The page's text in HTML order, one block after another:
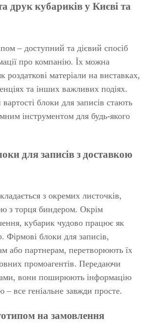
друк кубариків у Києві та
– доступний та дієвий спосіб
про компанію. Їх можна
роздаткові матеріали на виставках,
та інших важливих подіях.
блоки для записів стають
інструментом для будь‑якого
для записів з доставкою
з окремих листочків,
з торця биндером. Окрім
кубарик чудово працює як
Фірмові блоки для записів,
або партнерам, перетворюють їх
промоагентів. Передаючи
вони поширюють інформацію
все геніальне завжди просте.
на замовлення